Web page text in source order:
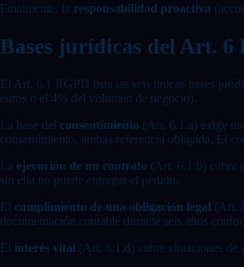
Finalmente, la responsabilidad proactiva
Bases jurídicas del Art. 6
El Art. 6.1 RGPD lista las seis únicas bases
euros o el 4% del volumen de negocio).
La base del consentimiento (Art. 6.1.a) exige
consentimiento, ambas referencia obligada. El
La ejecución de un contrato (Art. 6.1.b) cubre
sin ella no puede entregar el pedido.
El cumplimiento de una obligación legal (Art.
documentación contable durante seis años
El interés vital (Art. 6.1.d) cubre situaciones de